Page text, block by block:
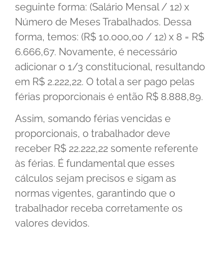
seguinte forma: (Salário Mensal / 12) x
Número de Meses Trabalhados. Dessa
forma, temos: (R$ 10.000,00 / 12) x 8 = R$
6.666,67. Novamente, é necessário
adicionar o 1/3 constitucional, resultando
em R$ 2.222,22. O total a ser pago pelas
férias proporcionais é então R$ 8.888,89.
Assim, somando férias vencidas e
proporcionais, o trabalhador deve
receber R$ 22.222,22 somente referente
às férias. É fundamental que esses
cálculos sejam precisos e sigam as
normas vigentes, garantindo que o
trabalhador receba corretamente os
valores devidos.